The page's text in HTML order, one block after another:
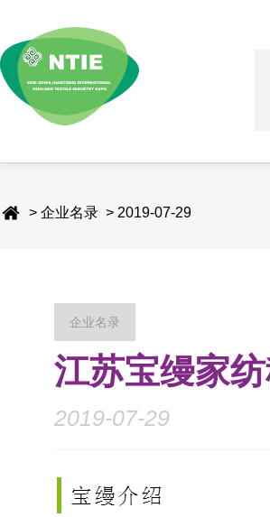
> 企业名录 > 2019-07-29
企业名录
江苏宝缦家
2019-07-29